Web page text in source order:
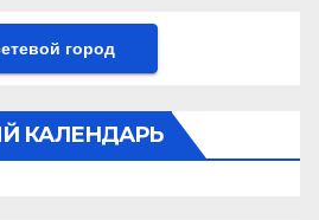
город
КАЛЕНДАРЬ